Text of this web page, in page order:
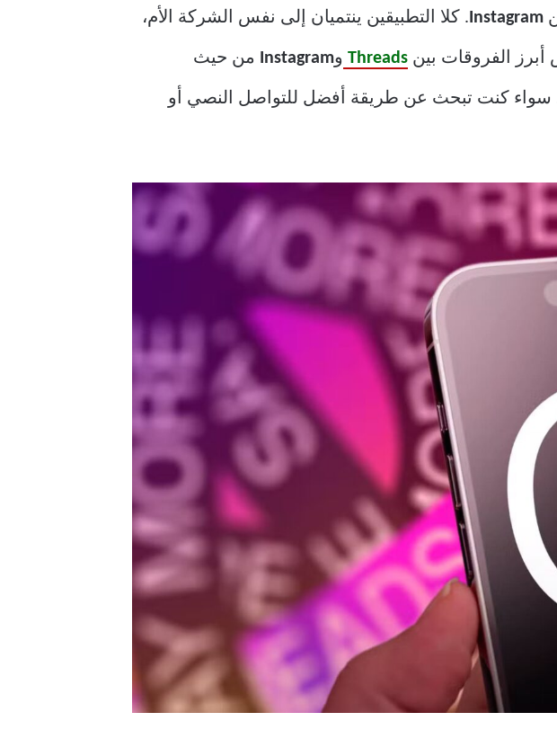
Instagram. كلا التطبيقين ينتميان إلى نفس الشركة الأم،
الفروقات بين Threads وInstagram من حيث
سواء كنت تبحث عن طريقة أفضل للتواصل النصي أو